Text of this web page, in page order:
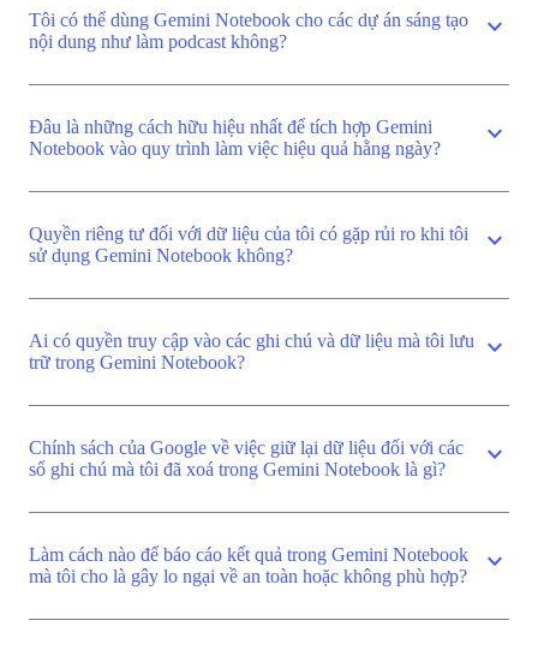
Tôi có thể dùng Gemini Notebook cho các dự án sáng tạo
nội dung như làm podcast không?
expand_more
Đâu là những cách hữu hiệu nhất để tích hợp Gemini
Notebook vào quy trình làm việc hiệu quả hằng ngày?
expand_more
Quyền riêng tư đối với dữ liệu của tôi có gặp rủi ro khi tôi
sử dụng Gemini Notebook không?
expand_more
Ai có quyền truy cập vào các ghi chú và dữ liệu mà tôi lưu
trữ trong Gemini Notebook?
expand_more
Chính sách của Google về việc giữ lại dữ liệu đối với các
sổ ghi chú mà tôi đã xoá trong Gemini Notebook là gì?
expand_more
Làm cách nào để báo cáo kết quả trong Gemini Notebook
mà tôi cho là gây lo ngại về an toàn hoặc không phù hợp?
expand_more